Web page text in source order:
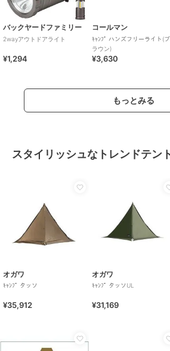
バックヤードファミリー
2wayアウトドアライト
¥1,294
コールマン
ｷｬﾝﾌﾟ ハンズフリーライト(ブ
ラウン)
¥3,630
もっとみる
スタイリッシュなトレンドテン
オガワ
ｷｬﾝﾌﾟ タッソ
¥35,912
オガワ
ｷｬﾝﾌﾟ タッソUL
¥31,169